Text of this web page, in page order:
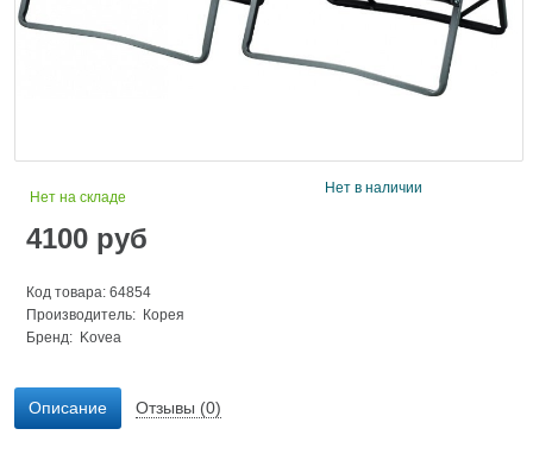
Нет на складе
4100 руб
Код товара: 64854
Производитель: Корея
Бренд: Kovea
Нет в наличии
Описание Отзывы (0)